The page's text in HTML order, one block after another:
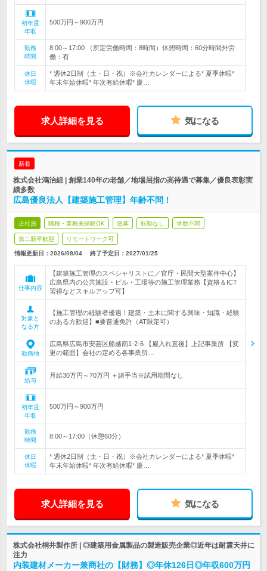
初年度
年収
500万円～900万円
勤務
時間
8:00～17:00 （所定労働時間：8時間）休憩時間：60分時間外労
働：有
休日
休暇
* 週休2日制（土・日・祝）※会社カレンダーによる* 夏季休暇*
年末年始休暇* 年次有給休暇* 慶…
求人詳細を見る 気になる
新着
株式会社鴻治組 | 創業140年の老舗／地場屈指の高待遇で募集／優良表彰実
績多数
広島優良法人【建築施工管理】年齢不問！
正社員 職種・業種未経験OK 急募 転勤なし 学歴不問
第二新卒歓迎 リモートワーク可
情報更新日：2026/08/04 終了予定日： 2027/01/25
仕事内容
【建築施工管理のスペシャリストに／官庁・民間大型案件中心】
広島県内の公共施設・ビル・工場等の施工管理業務【資格＆ICT
習得などスキルアップ可】
対象と
なる方
【施工管理の経験者優遇！建築・土木に関する興味・知識・経験
のある方歓迎】■要普通免許（AT限定可）
勤務地
広島県広島市安芸区船越南1-2-6 【雇入れ直後】上記事業所 【変
更の範囲】会社の定める各事業所…
給与
月給30万円～70万円 ＋諸手当※試用期間なし
初年度
年収
500万円～900万円
勤務
時間
8:00～17:00（休憩60分）
休日
休暇
* 週休2日制（土・日・祝）※会社カレンダーによる* 夏季休暇*
年末年始休暇* 年次有給休暇* 慶…
求人詳細を見る 気になる
株式会社桐井製作所 | ◎建築用金属製品の製造販売企業◎近年は耐震天井に
注力
内装建材メーカー兼商社の【財務】◎年休126日◎年収600万円